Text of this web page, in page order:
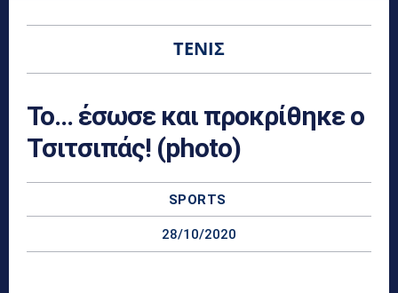
ΤΈΝΙΣ
Το… έσωσε και προκρίθηκε ο
Τσιτσιπάς! (photo)
SPORTS
28/10/2020